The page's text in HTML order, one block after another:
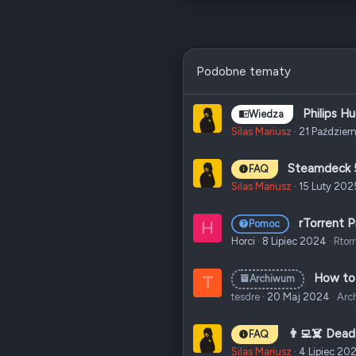
Poz.0
Podobne tematy
Wiedza Philips
Silas Mariusz 21
FAQ Steamdeck
Silas Mariusz 15 Luty
H Pomoc rTorrent
Horci 8 Lipiec 2024
T Archiwum How
tesdre 20 Maj 2024
FAQ 👨‍💻☠️
Silas Mariusz 4 Lipiec